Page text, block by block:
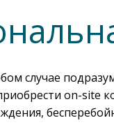
случае
on-site